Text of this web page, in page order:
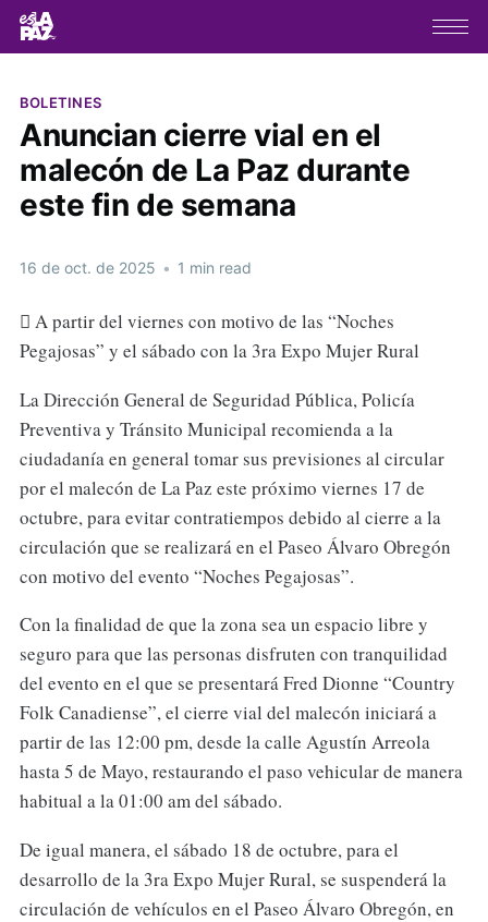
BOLETINES
Anuncian cierre vial en el
malecón de La Paz durante
este fin de semana
16 de oct. de 2025 • 1 min read
 A partir del viernes con motivo de las “Noches
Pegajosas” y el sábado con la 3ra Expo Mujer Rural
La Dirección General de Seguridad Pública, Policía
Preventiva y Tránsito Municipal recomienda a la
ciudadanía en general tomar sus previsiones al circular
por el malecón de La Paz este próximo viernes 17 de
octubre, para evitar contratiempos debido al cierre a la
circulación que se realizará en el Paseo Álvaro Obregón
con motivo del evento “Noches Pegajosas”.
Con la finalidad de que la zona sea un espacio libre y
seguro para que las personas disfruten con tranquilidad
del evento en el que se presentará Fred Dionne “Country
Folk Canadiense”, el cierre vial del malecón iniciará a
partir de las 12:00 pm, desde la calle Agustín Arreola
hasta 5 de Mayo, restaurando el paso vehicular de manera
habitual a la 01:00 am del sábado.
De igual manera, el sábado 18 de octubre, para el
desarrollo de la 3ra Expo Mujer Rural, se suspenderá la
circulación de vehículos en el Paseo Álvaro Obregón, en